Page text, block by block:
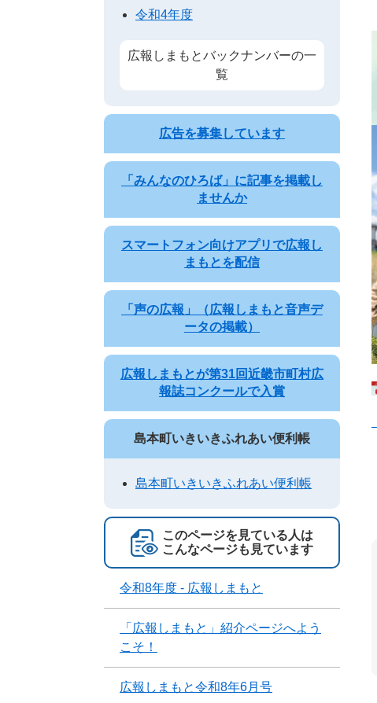
令和4年度
広報しまもとバックナンバーの一
覧
広告を募集しています
「みんなのひろば」に記事を掲載し
ませんか
スマートフォン向けアプリで広報し
まもとを配信
「声の広報」（広報しまもと音声デ
ータの掲載）
広報しまもとが第31回近畿市町村広
報誌コンクールで入賞
島本町いきいきふれあい便利帳
島本町いきいきふれあい便利帳
このページを見ている人は
こんなページも見ています
令和8年度 - 広報しまもと
「広報しまもと」紹介ページへよう
こそ！
広報しまもと令和8年6月号